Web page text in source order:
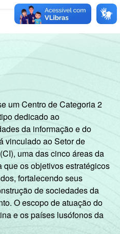
um Centro de Categoria 2
dedicado ao
da informação e do
vinculado ao Setor de
uma das cinco áreas da
os objetivos estratégicos
fortalecendo seus
de sociedades da
O escopo de atuação do
e os países lusófonos da